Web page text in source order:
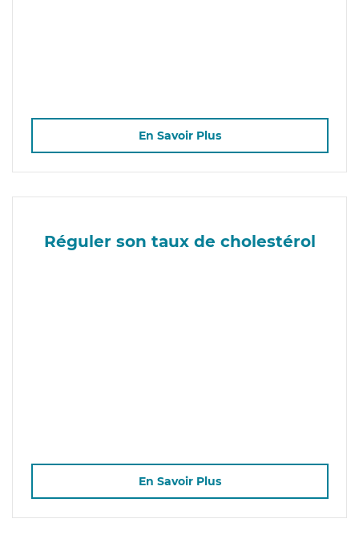
En Savoir Plus
Réguler son taux de cholestérol
En Savoir Plus